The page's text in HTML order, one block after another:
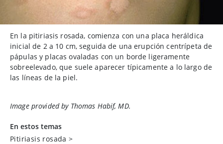
En la pitiriasis rosada, comienza con una placa heráldica
inicial de 2 a 10 cm, seguida de una erupción centrípeta de
pápulas y placas ovaladas con un borde ligeramente
sobreelevado, que suele aparecer típicamente a lo largo de
las líneas de la piel.
Image provided by Thomas Habif, MD.
En estos temas
Pitiriasis rosada >